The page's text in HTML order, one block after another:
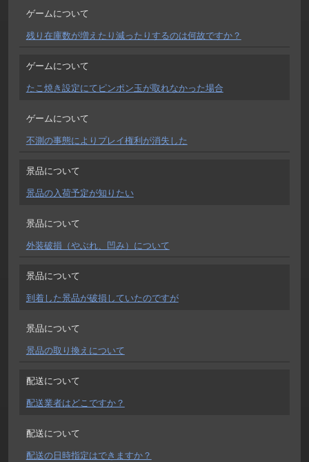
ゲームについて
残り在庫数が増えたり減ったりするのは何故ですか？
ゲームについて
たこ焼き設定にてピンポン玉が取れなかった場合
ゲームについて
不測の事態によりプレイ権利が消失した
景品について
景品の入荷予定が知りたい
景品について
外装破損（やぶれ、凹み）について
景品について
到着した景品が破損していたのですが
景品について
景品の取り換えについて
配送について
配送業者はどこですか？
配送について
配送の日時指定はできますか？